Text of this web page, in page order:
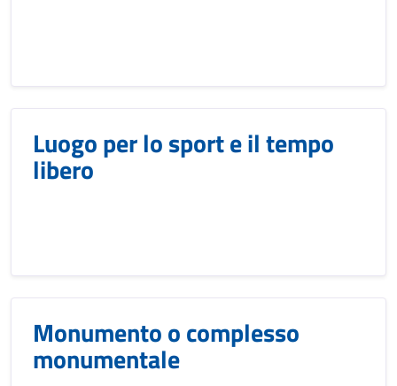
Luogo per lo sport e il tempo
libero
Monumento o complesso
monumentale